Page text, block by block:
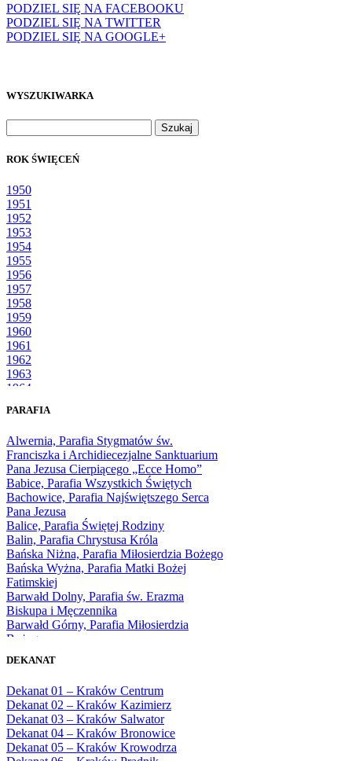
PODZIEL SIĘ NA FACEBOOKU
PODZIEL SIĘ NA TWITTER
PODZIEL SIĘ NA GOOGLE+
WYSZUKIWARKA
ROK ŚWIĘCEŃ
1950
1951
1952
1953
1954
1955
1956
1957
1958
1959
1960
1961
1962
1963
1964
1966
1968
1969
1970
1971
1972
1973
1974
1975
1976
1977
1978
1979
1980
1981
1983
1985
1986
1987
1988
1989
1990
PARAFIA
Alwernia, Parafia Stygmatów św.
Franciszka i Archidiecezjalne Sanktuarium
Pana Jezusa Cierpiącego „Ecce Homo”
Babice, Parafia Wszystkich Świętych
Bachowice, Parafia Najświętszego Serca
Pana Jezusa
Balice, Parafia Świętej Rodziny
Balin, Parafia Chrystusa Króla
Bańska Niżna, Parafia Miłosierdzia Bożego
Bańska Wyżna, Parafia Matki Bożej
Fatimskiej
Barwałd Dolny, Parafia św. Erazma
Biskupa i Męczennika
Barwałd Górny, Parafia Miłosierdzia
Bożego
Bęczarka, Parafia Matki Boskiej
Będkowice, Parafia Najświętszej Maryi
Panny Królowej
Białka Górna, Parafia Matki Bożej
Królowej Rodzin
Białka Tatrzańska, Parafia Świętych
DEKANAT
Dekanat 01 – Kraków Centrum
Dekanat 02 – Kraków Kazimierz
Dekanat 03 – Kraków Salwator
Dekanat 04 – Kraków Bronowice
Dekanat 05 – Kraków Krowodrza